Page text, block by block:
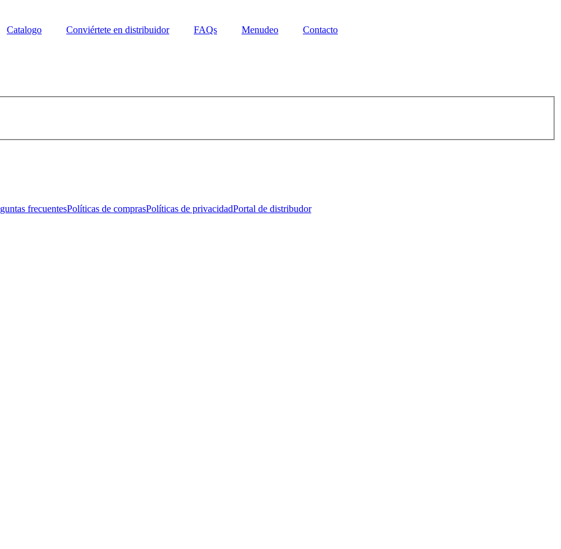
Catalogo Conviértete en distribuidor FAQs Menudeo
Contacto
frecuentesPolíticas de comprasPolíticas de privacidadPortal de distribudor